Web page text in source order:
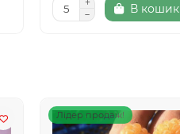
В кошик
Лідер продаж!